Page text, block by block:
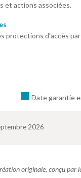
et actions associées.
protections d’accès
Date garantie
2026
originale, conçu par